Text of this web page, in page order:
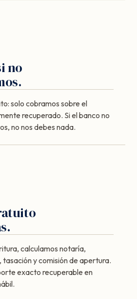
no
solo cobramos sobre el
recuperado. Si el banco no
no nos debes nada.
calculamos notaría,
y comisión de apertura.
exacto recuperable en